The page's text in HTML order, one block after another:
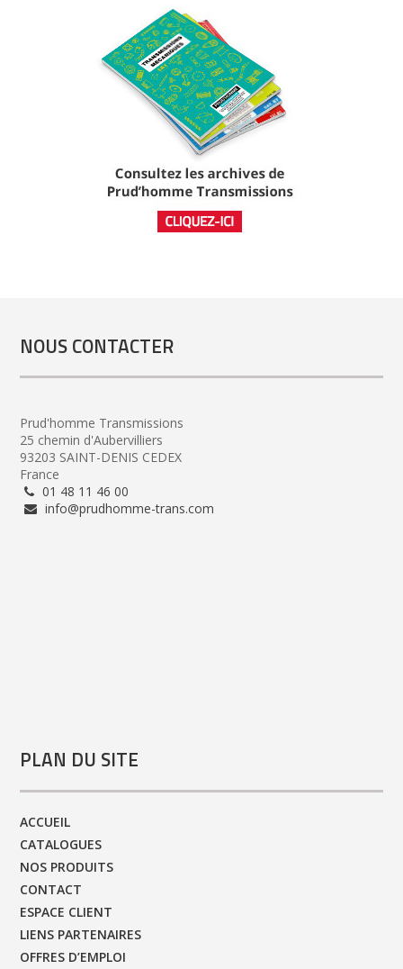
NOUS CONTACTER
Prud'homme Transmissions
25 chemin d'Aubervilliers
93203 SAINT-DENIS CEDEX
France
01 48 11 46 00
info@prudhomme-trans.com
PLAN DU SITE
ACCUEIL
CATALOGUES
NOS PRODUITS
CONTACT
ESPACE CLIENT
LIENS PARTENAIRES
OFFRES D’EMPLOI